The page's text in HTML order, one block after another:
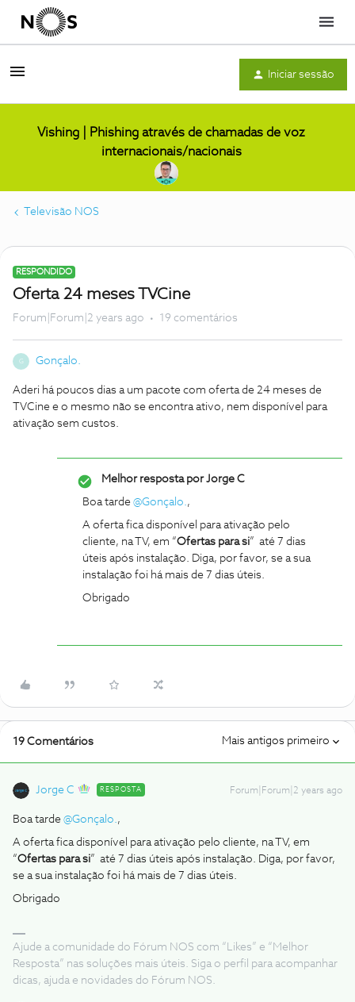
Menu
Iniciar sessão
Vishing | Phishing através de chamadas de voz
internacionais/nacionais
Televisão NOS
RESPONDIDO
Oferta 24 meses TVCine
Forum|Forum|2 years ago 19 comentários
G Gonçalo.
Aderi há poucos dias a um pacote com oferta de 24 meses de
TVCine e o mesmo não se encontra ativo, nem disponível para
ativação sem custos.
Melhor resposta porJorge C
Boa tarde @Gonçalo.,
A oferta fica disponível para ativação pelo
cliente, na TV, em “Ofertas para si” até 7 dias
úteis após instalação. Diga, por favor, se a sua
instalação foi há mais de 7 dias úteis.
Obrigado
19 Comentários Mais antigos primeiro
Jorge C RESPOSTA Forum|Forum|2 years ago
Boa tarde @Gonçalo.,
A oferta fica disponível para ativação pelo cliente, na TV, em
“Ofertas para si” até 7 dias úteis após instalação. Diga, por favor,
se a sua instalação foi há mais de 7 dias úteis.
Obrigado
Ajude a comunidade do Fórum NOS com “Likes” e “Melhor
Resposta” nas soluções mais úteis. Siga o perfil para acompanhar
dicas, ajuda e novidades do Fórum NOS.